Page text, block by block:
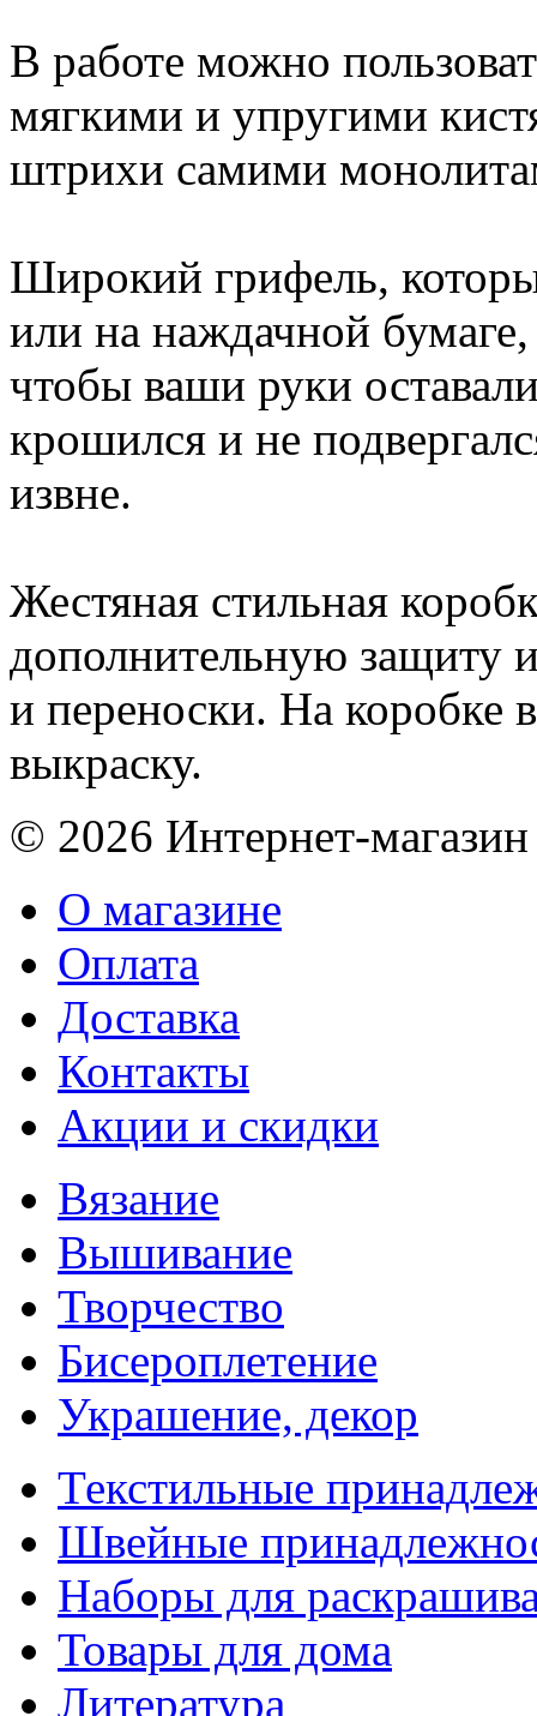
В работе можно
мягкими и упругими
штрихи самими
Широкий грифель,
или на наждачной
чтобы ваши руки
крошился и не
извне.
Жестяная стильная
дополнительную защиту
и переноски. На коробке
выкраску.
© 2026 Интернет-
О магазине
Оплата
Доставка
Контакты
Акции и скидки
Вязание
Вышивание
Творчество
Бисероплетение
Украшение, декор
Текстильные
Швейные
Наборы для
Товары для дома
Литература